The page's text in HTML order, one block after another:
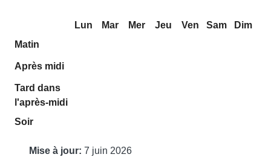
Lun Mar Mer Jeu Ven Sam
Dim
Matin
Après midi
Tard dans
l'après-midi
Soir
Mise à jour: 7 juin 2026